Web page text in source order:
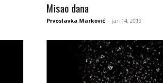
Misao dana
Prvoslavka Marković - jan 14, 2019